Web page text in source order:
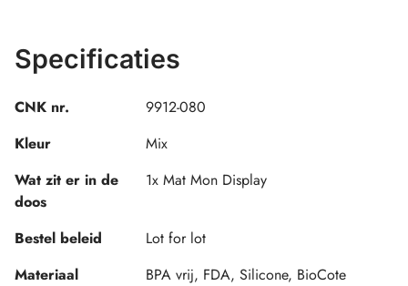
Specificaties
CNK nr.
9912-080
Kleur
Mix
Wat zit er in de
doos
1x Mat Mon Display
Bestel beleid
Lot for lot
Materiaal
BPA vrij, FDA, Silicone, BioCote